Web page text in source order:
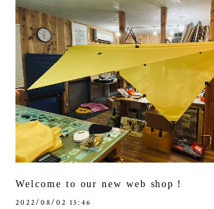
Welcome to our new web shop！
2022/08/02 13:46